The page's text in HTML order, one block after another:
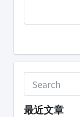
最近文章